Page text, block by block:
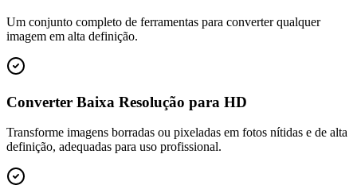
Um conjunto completo de ferramentas para converter qualquer
imagem em alta definição.
Converter Baixa Resolução para HD
Transforme imagens borradas ou pixeladas em fotos nítidas e de alta
definição, adequadas para uso profissional.